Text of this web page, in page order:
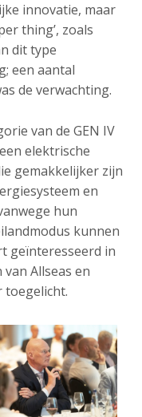
innovatie, maar
thing’, zoals
dit type
een aantal
de verwachting.
van de GEN IV
elektrische
gemakkelijker zijn
en
hun
kunnen
geïnteresseerd in
Allseas en
toegelicht.